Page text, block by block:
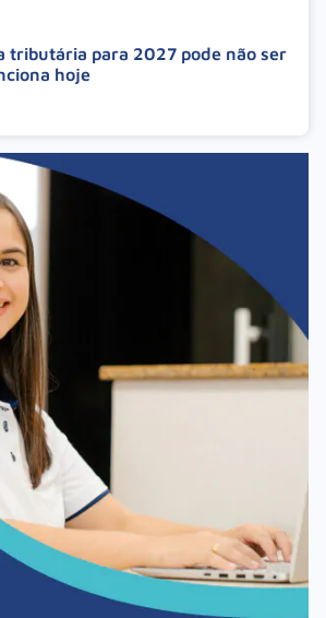
tributária para 2027 pode não ser
hoje